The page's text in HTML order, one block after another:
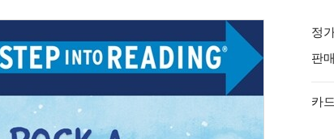
정
판
카